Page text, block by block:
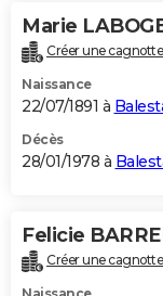
Marie
Créer une
Naissance
22/07/1891 à
Décès
28/01/1978 à
Felicie
Créer une